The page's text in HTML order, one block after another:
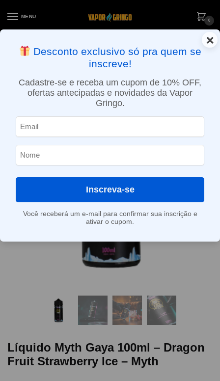
MENU
0
ENTREGA NO MESMO DIA EM SÃO PAULO (SEG A SEX): PEDIDOS
APROVADOS ATÉ 15:30 VIA MOTOBOY
Líquido Myth Gaya 100ml – Dragon
Fruit Strawberry Ice – Myth
×
Desconto exclusivo só pra quem se
inscreve!
Cadastre-se e receba um cupom de 10% OFF,
ofertas antecipadas e novidades da Vapor
Gringo.
Inscreva-se
Você receberá um e-mail para confirmar sua inscrição e
ativar o cupom.